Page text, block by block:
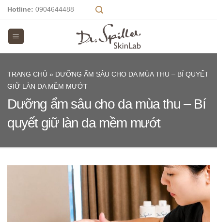
Skip
content
Hotline: 0904644488
TRANG CHỦ » DƯỠNG ẨM SÂU CHO DA MÙA THU – BÍ QUYẾT
GIỮ LÀN DA MỀM MƯỚT
Dưỡng ẩm sâu cho da mùa thu – Bí
quyết giữ làn da mềm mướt